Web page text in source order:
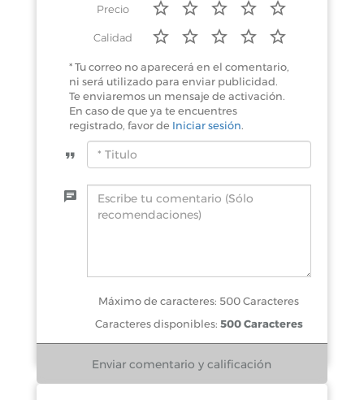
Precio
Calidad
* Tu correo no aparecerá en el comentario,
ni será utilizado para enviar publicidad.
Te enviaremos un mensaje de activación.
En caso de que ya te encuentres
registrado, favor de Iniciar sesión.
Máximo de caracteres: 500 Caracteres
Caracteres disponibles: 500 Caracteres